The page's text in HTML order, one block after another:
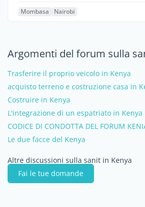
Mombasa Nairobi
Argomenti del forum sulla
Trasferire il proprio veicolo in Kenya
acquisto terreno e costruzione casa in
Costruire in Kenya
L'integrazione di un espatriato in Kenya
CODICE DI CONDOTTA DEL FORUM
Le due facce del Kenya
Altre discussioni sulla sanit in Kenya
Fai le tue domande